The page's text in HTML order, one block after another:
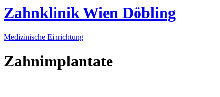
Zahnklinik Wien Döbling
Medizinische Einrichtung
Zahnimplantate